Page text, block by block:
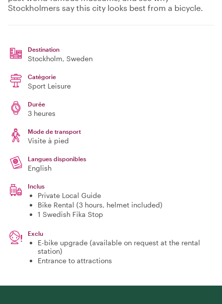
Stockholmers say this city looks best from a bicycle.
Destination
Stockholm, Sweden
Catégorie
Sport Leisure
Durée
3 heures
Mode de transport
Visite à pied
Langues disponibles
English
Inclus
Private Local Guide
Bike Rental (3 hours, helmet included)
1 Swedish Fika Stop
Exclu
E-bike upgrade (available on request at the rental
station)
Entrance to attractions